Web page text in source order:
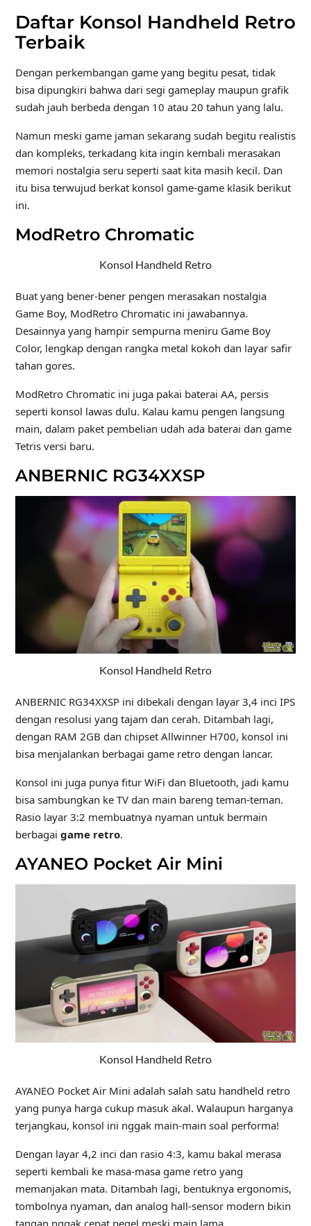
Daftar Konsol Handheld Retro
Terbaik
Dengan perkembangan game yang begitu pesat, tidak
bisa dipungkiri bahwa dari segi gameplay maupun grafik
sudah jauh berbeda dengan 10 atau 20 tahun yang lalu.
Namun meski game jaman sekarang sudah begitu realistis
dan kompleks, terkadang kita ingin kembali merasakan
memori nostalgia seru seperti saat kita masih kecil. Dan
itu bisa terwujud berkat konsol game-game klasik berikut
ini.
ModRetro Chromatic
Konsol Handheld Retro
Buat yang bener‑bener pengen merasakan nostalgia
Game Boy, ModRetro Chromatic ini jawabannya.
Desainnya yang hampir sempurna meniru Game Boy
Color, lengkap dengan rangka metal kokoh dan layar safir
tahan gores.
ModRetro Chromatic ini juga pakai baterai AA, persis
seperti konsol lawas dulu. Kalau kamu pengen langsung
main, dalam paket pembelian udah ada baterai dan game
Tetris versi baru.
ANBERNIC RG34XXSP
Konsol Handheld Retro
ANBERNIC RG34XXSP ini dibekali dengan layar 3,4 inci IPS
dengan resolusi yang tajam dan cerah. Ditambah lagi,
dengan RAM 2GB dan chipset Allwinner H700, konsol ini
bisa menjalankan berbagai game retro dengan lancar.
Konsol ini juga punya fitur WiFi dan Bluetooth, jadi kamu
bisa sambungkan ke TV dan main bareng teman‑teman.
Rasio layar 3:2 membuatnya nyaman untuk bermain
berbagai game retro.
AYANEO Pocket Air Mini
Konsol Handheld Retro
AYANEO Pocket Air Mini adalah salah satu handheld retro
yang punya harga cukup masuk akal. Walaupun harganya
terjangkau, konsol ini nggak main-main soal performa!
Dengan layar 4,2 inci dan rasio 4:3, kamu bakal merasa
seperti kembali ke masa‑masa game retro yang
memanjakan mata. Ditambah lagi, bentuknya ergonomis,
tombolnya nyaman, dan analog hall-sensor modern bikin
tangan nggak cepat pegel meski main lama.